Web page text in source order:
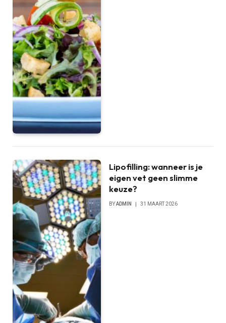
Lipofilling: wanneer is je
eigen vet geen slimme
keuze?
BYADMIN 31 MAART 2026